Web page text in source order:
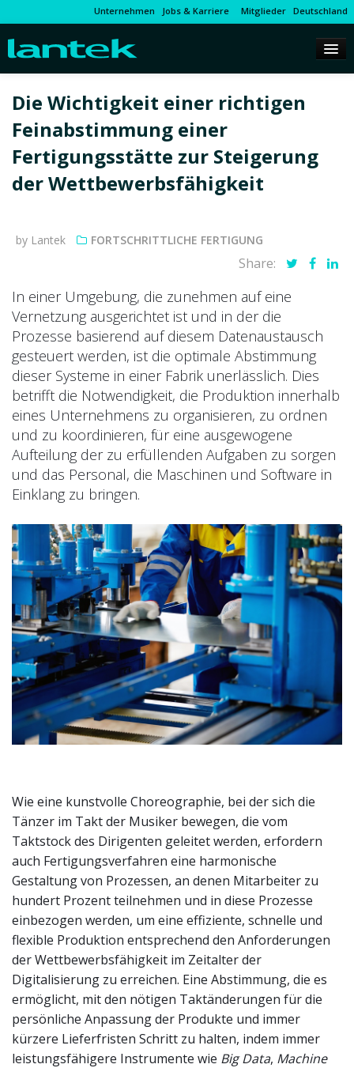
Unternehmen Jobs & Karriere Mitglieder Deutschland
Die Wichtigkeit einer richtigen
Feinabstimmung einer
Fertigungsstätte zur Steigerung
der Wettbewerbsfähigkeit
by Lantek FORTSCHRITTLICHE FERTIGUNG
Share:
In einer Umgebung, die zunehmen auf eine
Vernetzung ausgerichtet ist und in der die
Prozesse basierend auf diesem Datenaustausch
gesteuert werden, ist die optimale Abstimmung
dieser Systeme in einer Fabrik unerlässlich. Dies
betrifft die Notwendigkeit, die Produktion innerhalb
eines Unternehmens zu organisieren, zu ordnen
und zu koordinieren, für eine ausgewogene
Aufteilung der zu erfüllenden Aufgaben zu sorgen
und das Personal, die Maschinen und Software in
Einklang zu bringen.
Wie eine kunstvolle Choreographie, bei der sich die
Tänzer im Takt der Musiker bewegen, die vom
Taktstock des Dirigenten geleitet werden, erfordern
auch Fertigungsverfahren eine harmonische
Gestaltung von Prozessen, an denen Mitarbeiter zu
hundert Prozent teilnehmen und in diese Prozesse
einbezogen werden, um eine effiziente, schnelle und
flexible Produktion entsprechend den Anforderungen
der Wettbewerbsfähigkeit im Zeitalter der
Digitalisierung zu erreichen. Eine Abstimmung, die es
ermöglicht, mit den nötigen Taktänderungen für die
persönliche Anpassung der Produkte und immer
kürzere Lieferfristen Schritt zu halten, indem immer
leistungsfähigere Instrumente wie Big Data, Machine